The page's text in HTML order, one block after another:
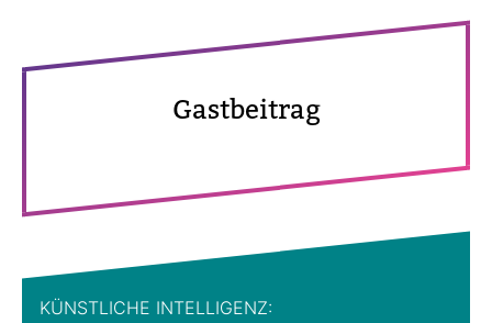
Gast­bei­trag
KÜNST­LICHE INTEL­LI­GENZ: